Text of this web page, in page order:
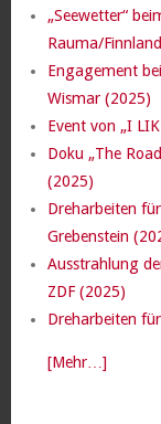
„Seewetter“
Rauma/
Engagement
Wismar (2025)
Event von „I
Doku „The
(2025)
Dreharbeiten
Grebenstein
Ausstrahlung
ZDF (2025)
Dreharbeiten
[Mehr…]